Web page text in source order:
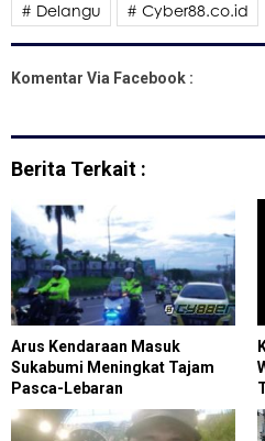
# Delangu
# Cyber88.co.id
Komentar Via Facebook :
Berita Terkait :
Arus Kendaraan Masuk
Sukabumi Meningkat Tajam
Pasca-Lebaran